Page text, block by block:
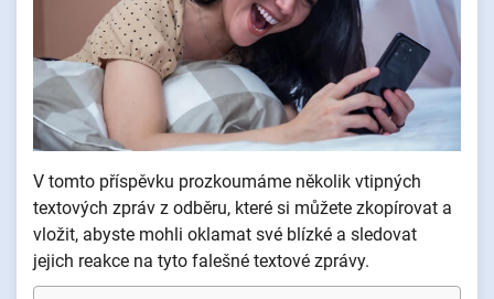
V tomto příspěvku prozkoumáme několik vtipných
textových zpráv z odběru, které si můžete zkopírovat a
vložit, abyste mohli oklamat své blízké a sledovat
jejich reakce na tyto falešné textové zprávy.